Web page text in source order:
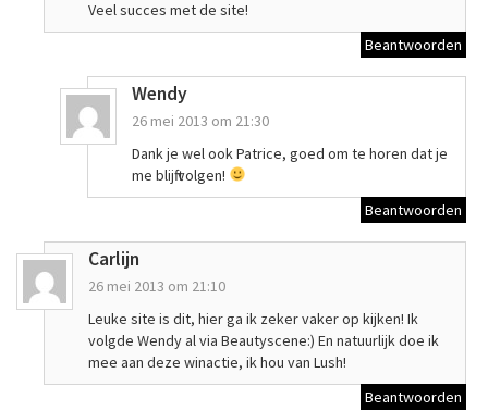
Veel succes met de site!
Beantwoorden
Wendy
26 mei 2013 om 21:30
Dank je wel ook Patrice, goed om te horen dat je
me blijft volgen!
Beantwoorden
Carlijn
26 mei 2013 om 21:10
Leuke site is dit, hier ga ik zeker vaker op kijken! Ik
volgde Wendy al via Beautyscene:) En natuurlijk doe ik
mee aan deze winactie, ik hou van Lush!
Beantwoorden